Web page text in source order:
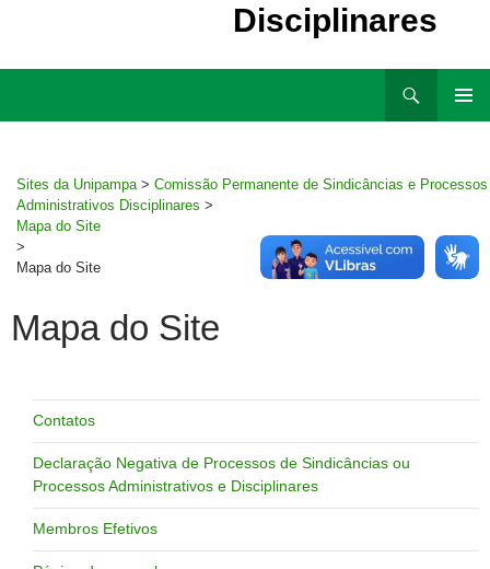
Disciplinares
Sites da Unipampa > Comissão Permanente de Sindicâncias e Processos
Administrativos Disciplinares >
Mapa do Site
>
Mapa do Site
Mapa do Site
Contatos
Declaração Negativa de Processos de Sindicâncias ou
Processos Administrativos e Disciplinares
Membros Efetivos